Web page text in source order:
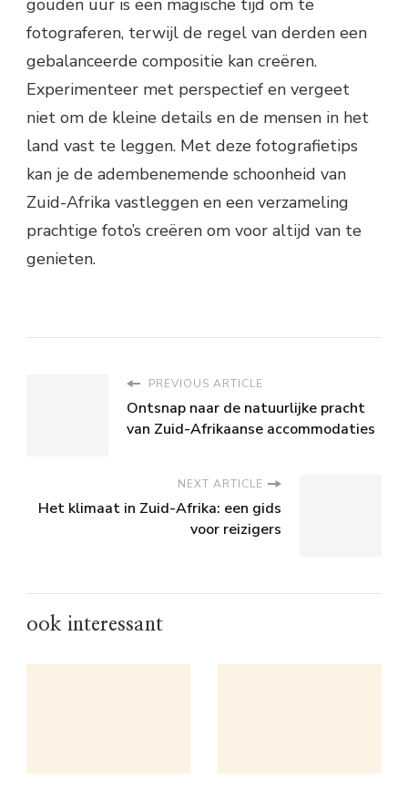
gouden uur is een magische tijd om te
fotograferen, terwijl de regel van derden een
gebalanceerde compositie kan creëren.
Experimenteer met perspectief en vergeet
niet om de kleine details en de mensen in het
land vast te leggen. Met deze fotografietips
kan je de adembenemende schoonheid van
Zuid-Afrika vastleggen en een verzameling
prachtige foto’s creëren om voor altijd van te
genieten.
PREVIOUS ARTICLE
Ontsnap naar de natuurlijke pracht
van Zuid-Afrikaanse accommodaties
NEXT ARTICLE
Het klimaat in Zuid-Afrika: een gids
voor reizigers
ook interessant